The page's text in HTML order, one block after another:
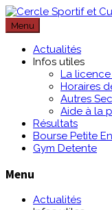
Passer
au
contenu
Menu
Actualités
Infos utiles
La
Horaires
Autres
Aide à la
Résultats
Bourse Petite
Gym Detente
Menu
Actualités